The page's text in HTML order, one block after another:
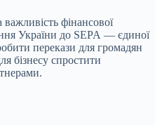
фінансової
України до SEPA — єдиної
перекази для громадян
бізнесу спростити